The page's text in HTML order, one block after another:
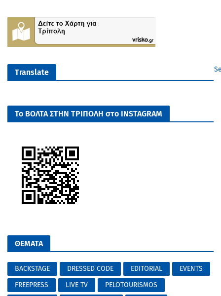
Translate
Το ΒΟΛΤΑ ΣΤΗΝ ΤΡΙΠΟΛΗ στο INSTAGRAM
ΘΕΜΑΤΑ
BACKSTAGE DRESSED CODE EDITORIAL
EVENTS
FREEPRESS
LIVE TV
PELOTOURISMOS